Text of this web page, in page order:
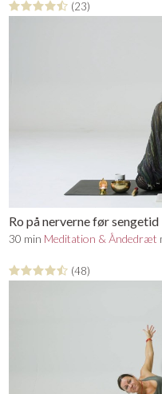
(23)
Ro på nerverne før sengetid
30 min Meditation & Åndedræt
(48)